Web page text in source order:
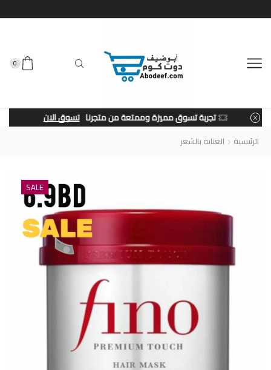
0
تجربة تسوق مميزة وممتعة من متجرنا تسوق الان
الرئيسية العناية بالشعر
SALE